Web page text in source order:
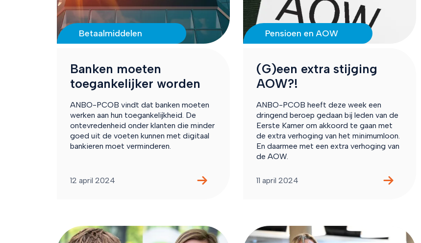
Betaalmiddelen
Banken moeten
toegankelijker worden
ANBO-PCOB vindt dat banken moeten
werken aan hun toegankelijkheid. De
ontevredenheid onder klanten die minder
goed uit de voeten kunnen met digitaal
bankieren moet verminderen.
12 april 2024
Pensioen en AOW
(G)een extra stijging
AOW?!
ANBO-PCOB heeft deze week een
dringend beroep gedaan bij leden van de
Eerste Kamer om akkoord te gaan met
de extra verhoging van het minimumloon.
En daarmee met een extra verhoging van
de AOW.
11 april 2024